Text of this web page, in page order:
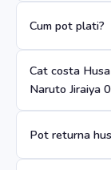
Cum pot plati?
Cat costa
Naruto Jiraiya
Pot returna